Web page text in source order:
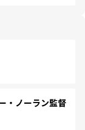
・ノーラン監督